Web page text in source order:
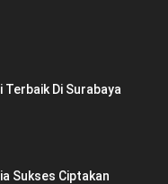
Terbaik Di Surabaya
Sukses Ciptakan